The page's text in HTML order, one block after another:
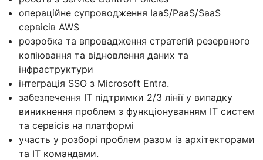
операційне супроводження IaaS/PaaS/SaaS
сервісів AWS
розробка та впровадження стратегій резервного
копіювання та відновлення даних та
інфраструктури
інтеграція SSO з Microsoft Entra.
забезпечення ІТ підтримки 2/3 лінії у випадку
виникнення проблем з функціонуванням ІТ систем
та сервісів на платформі
участь у розборі проблем разом із архітекторами
та ІТ командами.